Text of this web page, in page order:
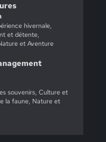
hivernale,
et détente,
et Aventure
souvenirs, Culture et
la faune, Nature et